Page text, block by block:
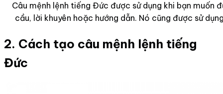
Câu mệnh lệnh tiếng Đức được sử dụng khi bạn muốn
cầu, lời khuyên hoặc hướng dẫn. Nó cũng được sử
2. Cách tạo câu mệnh lệnh tiếng
Đức